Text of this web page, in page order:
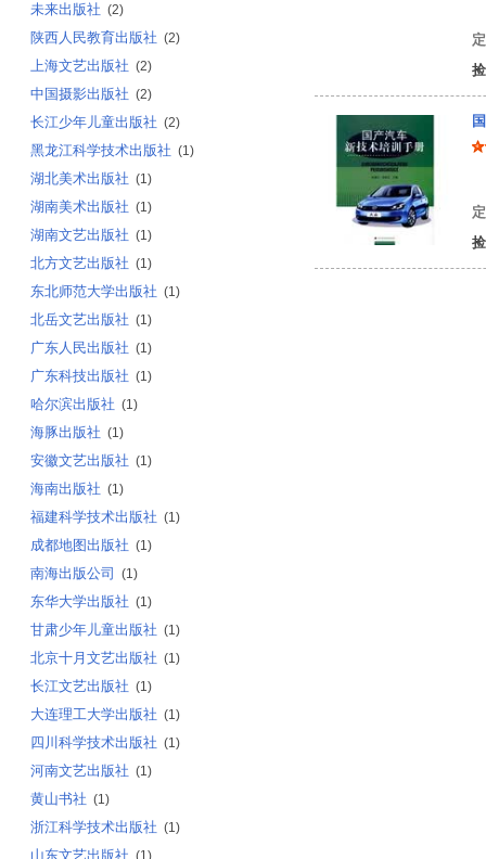
未来出版社 (2)
陕西人民教育出版社 (2)
上海文艺出版社 (2)
中国摄影出版社 (2)
长江少年儿童出版社 (2)
黑龙江科学技术出版社 (1)
湖北美术出版社 (1)
湖南美术出版社 (1)
湖南文艺出版社 (1)
北方文艺出版社 (1)
东北师范大学出版社 (1)
北岳文艺出版社 (1)
广东人民出版社 (1)
广东科技出版社 (1)
哈尔滨出版社 (1)
海豚出版社 (1)
安徽文艺出版社 (1)
海南出版社 (1)
福建科学技术出版社 (1)
成都地图出版社 (1)
南海出版公司 (1)
东华大学出版社 (1)
甘肃少年儿童出版社 (1)
北京十月文艺出版社 (1)
长江文艺出版社 (1)
大连理工大学出版社 (1)
四川科学技术出版社 (1)
河南文艺出版社 (1)
黄山书社 (1)
浙江科学技术出版社 (1)
山东文艺出版社 (1)